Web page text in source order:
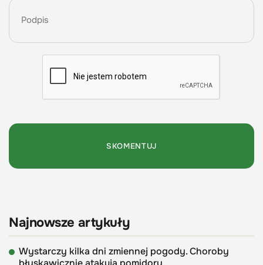
Najnowsze artykuły
Wystarczy kilka dni zmiennej pogody. Choroby